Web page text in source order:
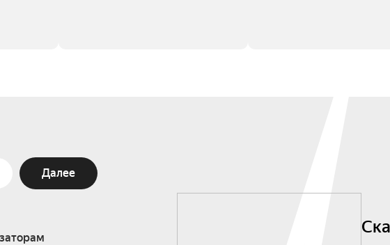
Далее